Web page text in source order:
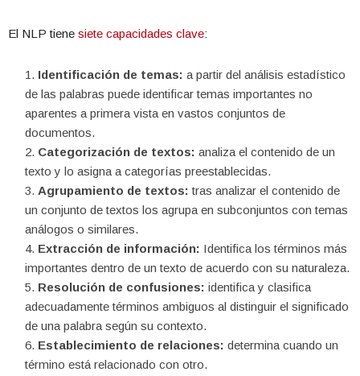
El NLP tiene siete capacidades clave:
Identificación de temas: a partir del análisis estadístico
de las palabras puede identificar temas importantes no
aparentes a primera vista en vastos conjuntos de
documentos.
Categorización de textos: analiza el contenido de un
texto y lo asigna a categorías preestablecidas.
Agrupamiento de textos: tras analizar el contenido de
un conjunto de textos los agrupa en subconjuntos con temas
análogos o similares.
Extracción de información: Identifica los términos más
importantes dentro de un texto de acuerdo con su naturaleza.
Resolución de confusiones: identifica y clasifica
adecuadamente términos ambiguos al distinguir el significado
de una palabra según su contexto.
Establecimiento de relaciones: determina cuando un
término está relacionado con otro.